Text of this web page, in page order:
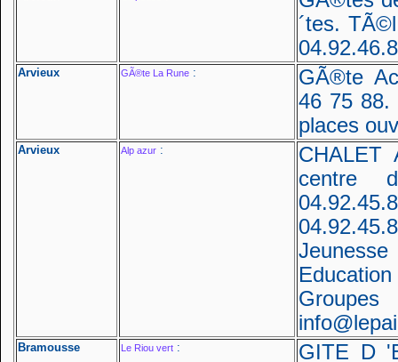
´tes.
Arvieux GÃ®te La Rune :
GÃ®te
46 75 88.
places
Arvieux Alp azur :
CHALET
centre
Bramousse Le Riou vert : GITE D